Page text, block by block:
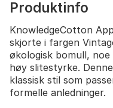
Produktinfo
KnowledgeCotton
skjorte i fargen
økologisk bomull,
høy slitestyrke.
klassisk stil som
formelle anledninger.